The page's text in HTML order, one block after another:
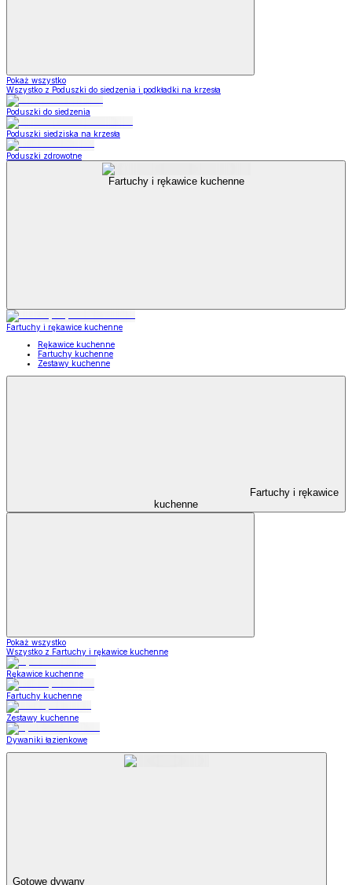
Pokaż wszystko
Wszystko z Poduszki do siedzenia i podkładki na krzesła
Poduszki do siedzenia
Poduszki siedziska na krzesła
Poduszki zdrowotne
Fartuchy i rękawice kuchenne
Fartuchy i rękawice kuchenne
Rękawice kuchenne
Fartuchy kuchenne
Zestawy kuchenne
Fartuchy i rękawice
kuchenne
Pokaż wszystko
Wszystko z Fartuchy i rękawice kuchenne
Rękawice kuchenne
Fartuchy kuchenne
Zestawy kuchenne
Dywaniki łazienkowe
Gotowe dywany